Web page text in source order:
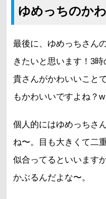
ゆめっちのか
最後に、ゆめっちさん
きたいと思います！3
貴さんがかわいいこと
もかわいいですよね？w
個人的にはゆめっちさ
ね〜。目も大きくて二
似合ってるといいます
かぶるんだよな〜。